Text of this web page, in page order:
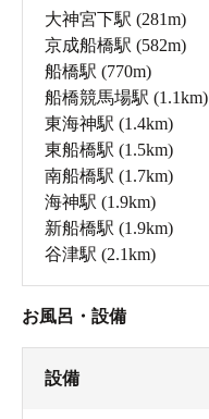
大神宮下駅 (281m)
京成船橋駅 (582m)
船橋駅 (770m)
船橋競馬場駅 (1.1km)
東海神駅 (1.4km)
東船橋駅 (1.5km)
南船橋駅 (1.7km)
海神駅 (1.9km)
新船橋駅 (1.9km)
谷津駅 (2.1km)
お風呂・設備
設備